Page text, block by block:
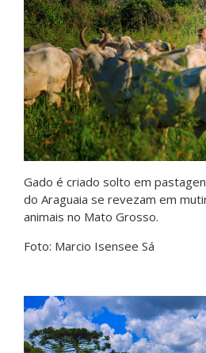
Gado é criado solto em
do Araguaia se revezam em
animais no Mato Grosso.
Foto: Marcio Isensee Sá